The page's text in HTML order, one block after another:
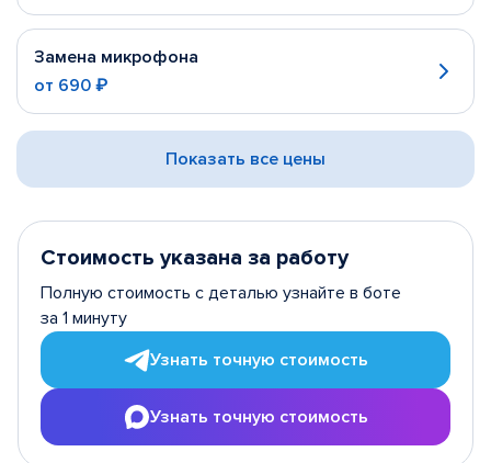
Замена микрофона
от 690 ₽
Показать все цены
Стоимость указана за работу
Полную стоимость с деталью узнайте в боте
за 1 минуту
Узнать точную стоимость
Узнать точную стоимость